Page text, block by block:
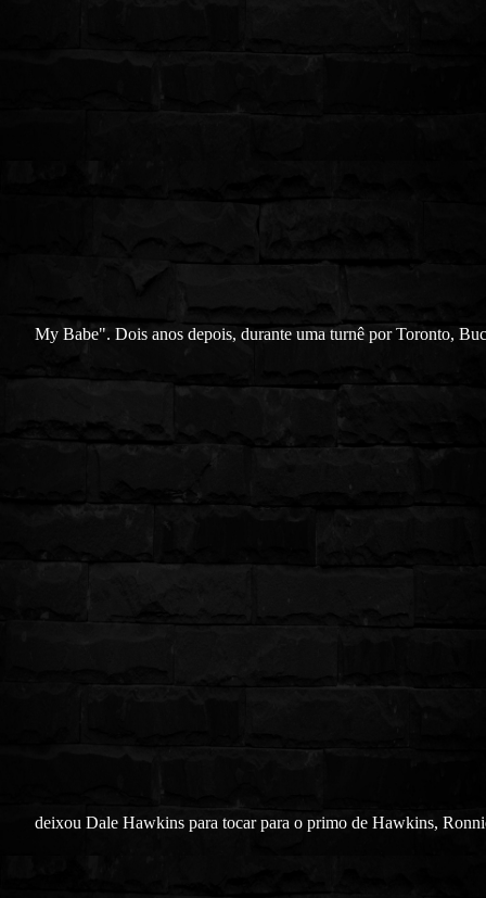
My Babe". Dois anos depois, durante uma turnê por Toronto,
deixou Dale Hawkins para tocar para o primo de Hawkins,